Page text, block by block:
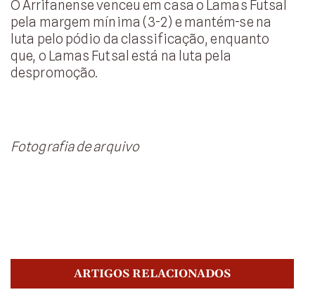
O Arrifanense venceu em casa o Lamas Futsal
pela margem mínima (3-2) e mantém-se na
luta pelo pódio da classificação, enquanto
que, o Lamas Futsal está na luta pela
despromoção.
Fotografia de arquivo
ARTIGOS RELACIONADOS